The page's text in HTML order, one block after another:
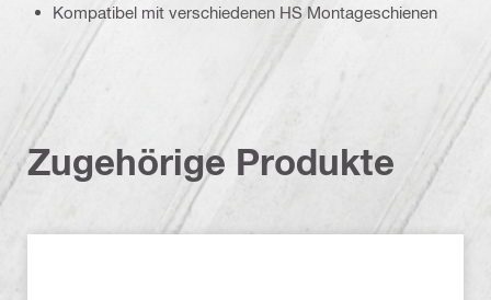
Kompatibel mit verschiedenen HS Montageschienen
Zugehörige Produkte